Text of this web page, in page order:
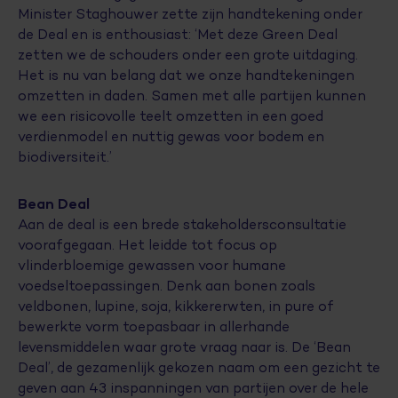
Minister Staghouwer zette zijn handtekening onder
de Deal en is enthousiast: ‘Met deze Green Deal
zetten we de schouders onder een grote uitdaging.
Het is nu van belang dat we onze handtekeningen
omzetten in daden. Samen met alle partijen kunnen
we een risicovolle teelt omzetten in een goed
verdienmodel en nuttig gewas voor bodem en
biodiversiteit.’
Bean Deal
Aan de deal is een brede stakeholdersconsultatie
voorafgegaan. Het leidde tot focus op
vlinderbloemige gewassen voor humane
voedseltoepassingen. Denk aan bonen zoals
veldbonen, lupine, soja, kikkererwten, in pure of
bewerkte vorm toepasbaar in allerhande
levensmiddelen waar grote vraag naar is. De ‘Bean
Deal’, de gezamenlijk gekozen naam om een gezicht te
geven aan 43 inspanningen van partijen over de hele